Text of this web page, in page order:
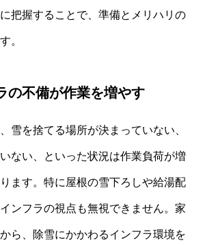
把握することで、準備とメリハリの
。
の不備が作業を増やす
雪を捨てる場所が決まっていない、
ない、といった状況は作業負荷が増
ます。特に屋根の雪下ろしや給湯配
ンフラの視点も無視できません。家
ら、除雪にかかわるインフラ環境を